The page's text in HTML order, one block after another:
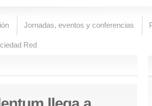
Jornadas, eventos y conferencias
Red